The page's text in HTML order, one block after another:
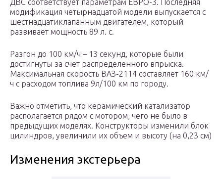
ДВС соответствует параметрам ЕВРО-3. Последняя
модификация четырнадцатой модели выпускается с
шестнадцатиклапанным двигателем, который
развивает мощность 89 л. с.
Разгон до 100 км/ч – 13 секунд, которые были
достигнуты за счет распределенного впрыска.
Максимальная скорость ВАЗ-2114 составляет 160 км/
ч с расходом топлива 9л/100 км по городу.
Важно отметить, что керамический катализатор
располагается рядом с мотором, чего не было в
предыдущих моделях. Конструкторы изменили блок
цилиндров, увеличили их объем и высоту (на 0,23 см)
Изменения экстерьера